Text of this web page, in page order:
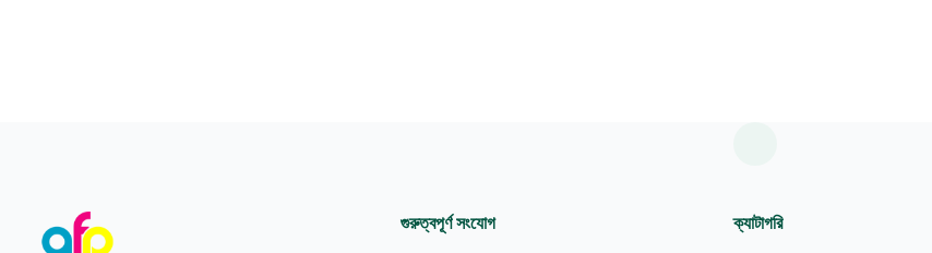
গুরুত্বপূর্ণ সংযোগ ক্যাটাগরি